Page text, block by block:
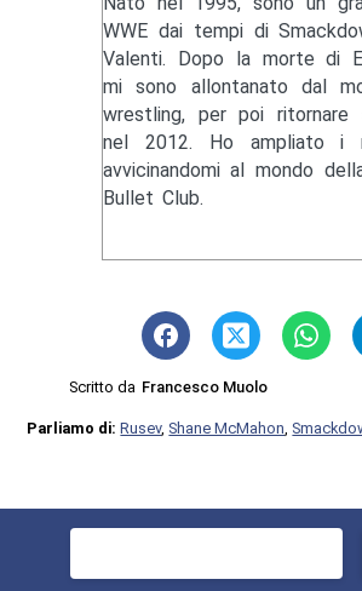
WWE dai tempi di
Valenti. Dopo la morte di
mi sono allontanato dal
wrestling, per poi ritornare
nel 2012. Ho ampliato i
avvicinandomi al mondo
Bullet Club.
Scritto da Francesco Muolo
Parliamo di:Rusev,Shane McMahon,
Ricerca